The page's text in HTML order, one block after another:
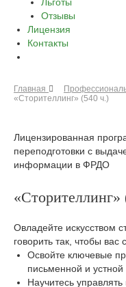
Отзывы
Лицензия
Контакты
Главная
«Сторителлинг» (540 ч.)
Лицензированная
переподготовки с
информации в ФРДО
«Сторителлинг»
Овладейте искусством
говорить так, чтобы вас
Освойте ключевые
письменной и устной
Научитесь